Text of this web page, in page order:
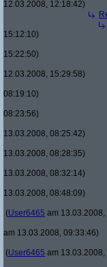
12.03.2008, 12:18:42)
15:12:10)
15:22:50)
12.03.2008, 15:29:58)
08:19:10)
08:23:56)
13.03.2008, 08:25:42)
13.03.2008, 08:28:35)
13.03.2008, 08:32:14)
13.03.2008, 08:48:09)
(User6465 am 13.03.2008,
am 13.03.2008, 09:33:46)
(User6465 am 13.03.2008,